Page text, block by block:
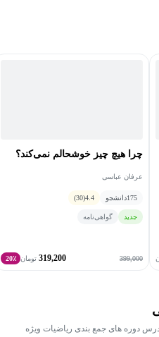
چرا هیچ چیز خوشحالم نمی‌کند؟
عرفان عباسی
175دانشجو 4.4
(30)
جدید گواهی‌نامه
399,000
319,200 تومان 20٪
دوره های جمع بندی ریاضیات ویژه